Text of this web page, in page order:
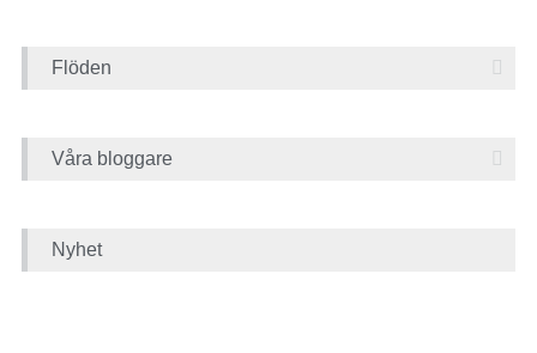
Flöden
Våra bloggare
Nyhet